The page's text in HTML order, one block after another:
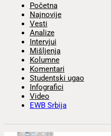
Početna
Najnovije
Vesti
Analize
Intervjui
Mišljenja
Kolumne
Komentari
Studentski ugao
Infografici
Video
EWB Srbija